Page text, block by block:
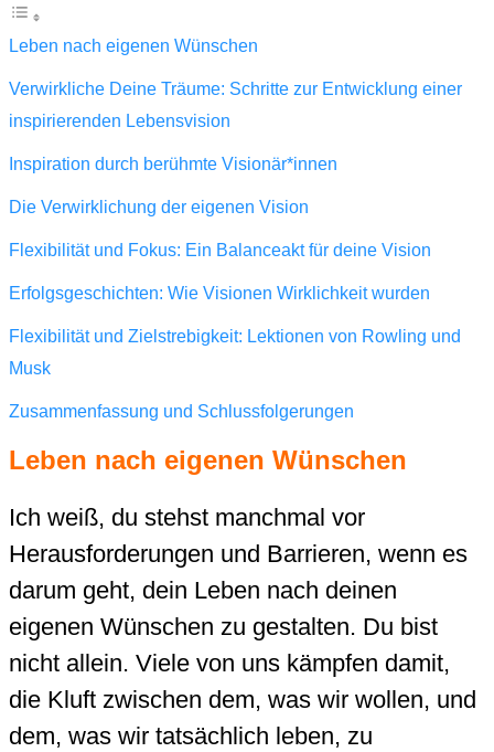
Leben nach eigenen Wünschen
Verwirkliche Deine Träume: Schritte zur Entwicklung einer
inspirierenden Lebensvision
Inspiration durch berühmte Visionär*innen
Die Verwirklichung der eigenen Vision
Flexibilität und Fokus: Ein Balanceakt für deine Vision
Erfolgsgeschichten: Wie Visionen Wirklichkeit wurden
Flexibilität und Zielstrebigkeit: Lektionen von Rowling und
Musk
Zusammenfassung und Schlussfolgerungen
Leben nach eigenen Wünschen
Ich weiß, du stehst manchmal vor
Herausforderungen und Barrieren, wenn es
darum geht, dein Leben nach deinen
eigenen Wünschen zu gestalten. Du bist
nicht allein. Viele von uns kämpfen damit,
die Kluft zwischen dem, was wir wollen, und
dem, was wir tatsächlich leben, zu